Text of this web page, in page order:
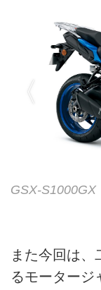
GSX-S1000GX
また今回は
るモータージ